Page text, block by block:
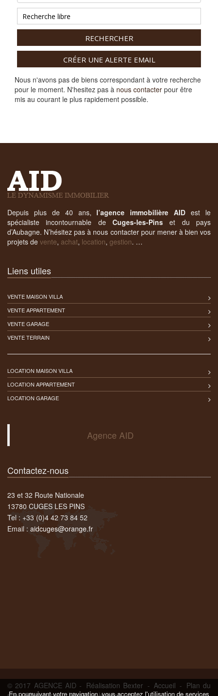
RECHERCHER
CRÉER UNE ALERTE EMAIL
Nous n'avons pas de biens correspondant à votre recherche
pour le moment. N'hesitez pas à nous contacter pour être
mis au courant le plus rapidement possible.
Depuis plus de 40 ans, l’agence immobilière AID est le
spécialiste incontournable de Cuges-les-Pins et du pays
d’Aubagne. N’hésitez pas à nous contacter pour mener à bien vos
projets de vente, achat, location, gestion. …
Liens utiles
VENTE MAISON VILLA
VENTE APPARTEMENT
VENTE GARAGE
VENTE TERRAIN
LOCATION MAISON VILLA
LOCATION APPARTEMENT
LOCATION GARAGE
Agence AID
Contactez-nous
23 et 32 Route Nationale
13780 CUGES LES PINS
Tel : +33 (0)4 42 73 84 52
Email : aidcuges@orange.fr
© 2017 AGENCE AID - Réalisation Bexter - Accueil - Plan du
En poursuivant votre navigation, vous acceptez l'utilisation de services